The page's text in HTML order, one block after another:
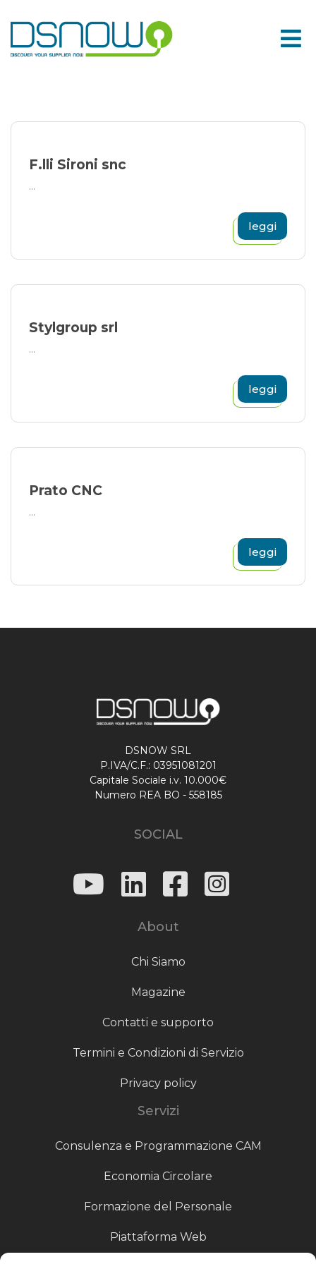
to
content
F.lli Sironi snc
...
leggi
Stylgroup srl
...
leggi
Prato CNC
...
leggi
DSNOW SRL
P.IVA/C.F.: 03951081201
Capitale Sociale i.v. 10.000€
Numero REA BO - 558185
SOCIAL
About
Chi Siamo
Magazine
Contatti e supporto
Termini e Condizioni di Servizio
Privacy policy
Servizi
Consulenza e Programmazione CAM
Economia Circolare
Formazione del Personale
Piattaforma Web